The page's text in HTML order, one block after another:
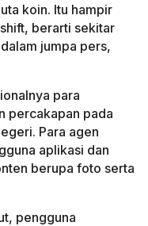
koin. Itu hampir
shift, berarti sekitar
jumpa pers,
para
percakapan pada
Para agen
aplikasi dan
berupa foto serta
pengguna